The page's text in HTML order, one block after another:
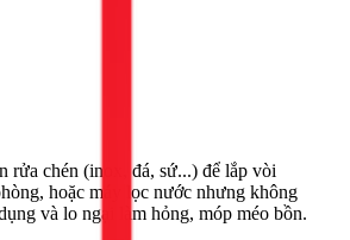
rửa chén (inox, đá, sứ...) để lắp vòi
hoặc máy lọc nước nhưng không
và lo ngại làm hỏng, móp méo bồn.